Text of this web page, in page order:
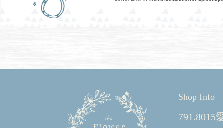
Shop Info
791.8015